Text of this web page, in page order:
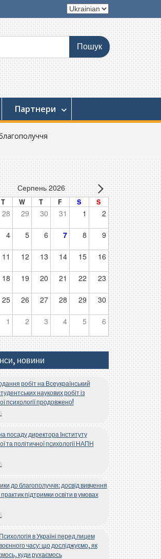
Вибрати
мову
Партнери
Серпень 2026
T W T F S S
28 29 30 31 1 2
4 5 6 7 8 9
11 12 13 14 15 16
18 19 20 21 22 23
25 26 27 28 29 30
1 2 3 4 5 6
новини
робіт на Всеукраїнський
наукових робіт із
психології продовжено!
посаду директора Інституту
та політичної психології НАПН
до благополуччя: досвід вивчення
підтримки освіти в умовах
в Україні перед лицем
часу: що досліджуємо, як
куди рухаємось